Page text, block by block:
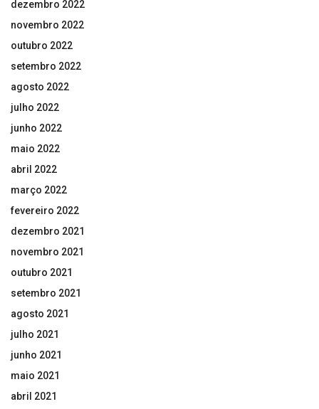
dezembro 2022
novembro 2022
outubro 2022
setembro 2022
agosto 2022
julho 2022
junho 2022
maio 2022
abril 2022
março 2022
fevereiro 2022
dezembro 2021
novembro 2021
outubro 2021
setembro 2021
agosto 2021
julho 2021
junho 2021
maio 2021
abril 2021